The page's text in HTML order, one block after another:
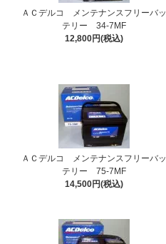
ＡＣデルコ メンテナンスフリーバッ
テリー 34-7MF
12,800円(税込)
ＡＣデルコ メンテナンスフリーバッ
テリー 75-7MF
14,500円(税込)